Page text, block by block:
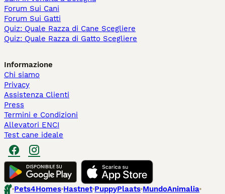
Forum Sui Cani
Forum Sui Gatti
Quiz: Quale Razza di Cane Scegliere
Quiz: Quale Razza di Gatto Scegliere
Informazione
Chi siamo
Privacy
Assistenza Clienti
Press
Termini e Condizioni
Allevatori ENCI
Test cane ideale
Pets4Homes Hastnet PuppyPlaats MundoAnimalia